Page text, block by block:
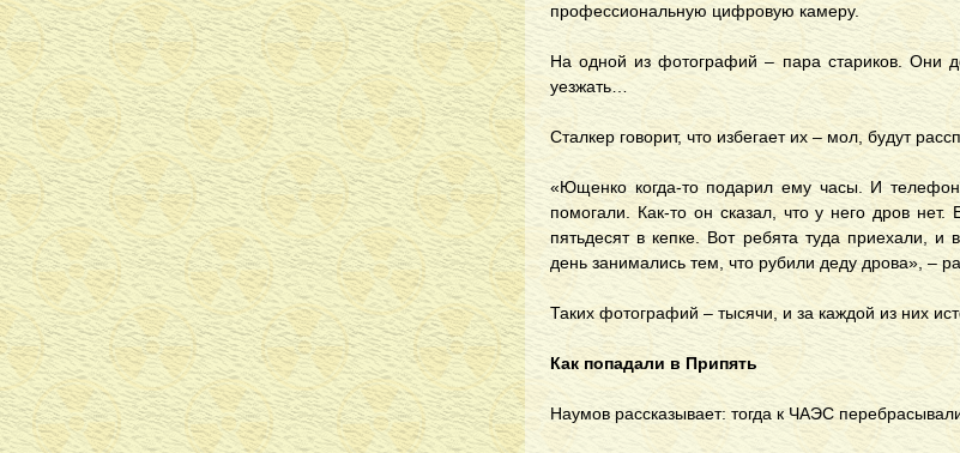
профессиональную цифровую камеру.
На одной из фотографий – пара стариков. Они
уезжать…
Сталкер говорит, что избегает их – мол, будут
«Ющенко когда-то подарил ему часы. И
помогали. Как-то он сказал, что у него дров
пятьдесят в кепке. Вот ребята туда приехали,
день занимались тем, что рубили деду дрова», –
Таких фотографий – тысячи, и за каждой из них
Как попадали в Припять
Наумов рассказывает: тогда к ЧАЭС